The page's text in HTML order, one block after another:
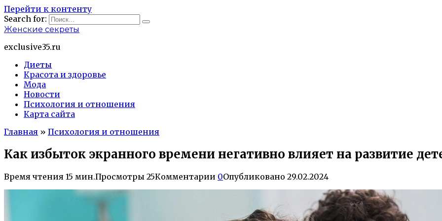
Перейти к контенту
Search for:
Женские секреты
exclusive35.ru
Диеты
Красота и здоровье
Мода
Новости
Психология и отношения
Карта сайта
Главная » Психология и отношения
Как избыток экранного времени негативно влияет на развитие
Время чтения 15 мин.Просмотры 25Комментарии 0Опубликовано 29.02.2024